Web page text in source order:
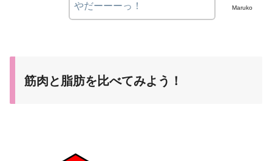
Maruko
やだーーーっ！
筋肉と脂肪を比べてみよう！